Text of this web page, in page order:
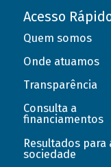
Acesso
Quem somos
Onde atuamos
Transparência
Consulta a
financiamentos
Resultados para
sociedade